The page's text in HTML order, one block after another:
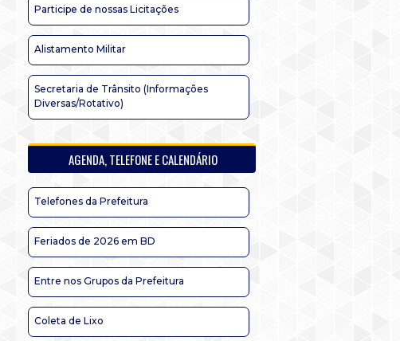
Participe de nossas Licitações
Alistamento Militar
Secretaria de Trânsito (Informações
Diversas/Rotativo)
AGENDA, TELEFONE E CALENDÁRIO
Telefones da Prefeitura
Feriados de 2026 em BD
Entre nos Grupos da Prefeitura
Coleta de Lixo